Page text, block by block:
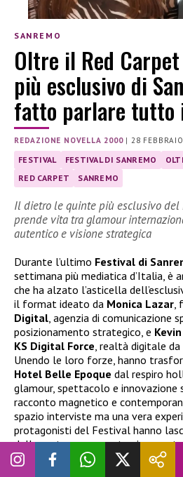
SANREMO
Oltre il Red
più esclusivo di
fatto parlare tutto
REDAZIONE NOVELLA 2000| 28
FESTIVAL FESTIVAL DI SANREMO
RED CARPET
SANREMO
Il dietro le quinte più esclusivo del
prende vita tra glamour
autentico e visione strategica
Durante l’ultimo Festival di
settimana più mediatica d’Italia, è
che ha alzato l’asticella
il format ideato da Monica Lazar,
Digital, agenzia di comunicazione
posizionamento strategico, e
KS Digital Force, realtà digitale
Unendo le loro forze, hanno
Hotel Belle Epoque dal respiro
glamour, spettacolo e innovazione
racconto magnetico e
spazio interviste ma una vera
protagonisti del Festival hanno
dalla porta per raccontarsi con
Tra i volti che hanno acceso i